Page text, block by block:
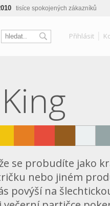
nejnovější technologie
tisíce spokojených zákazníků
Přihlásit
Belabel na Facebooku
Galerie
Oblečení bez potisku
se probudíte jako
nebo jiném
povýší na